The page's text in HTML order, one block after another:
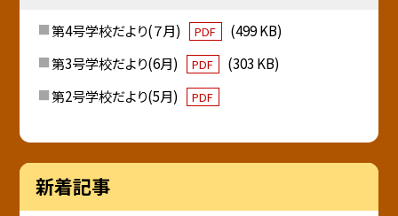
第4号学校だより(７月) PDF
(499 KB)
第3号学校だより(6月)
PDF
(303 KB)
第2号学校だより(5月)
PDF
新着記事